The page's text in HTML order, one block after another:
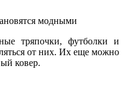
модными
тряпочки, футболки и
от них. Их еще можно
ковер.